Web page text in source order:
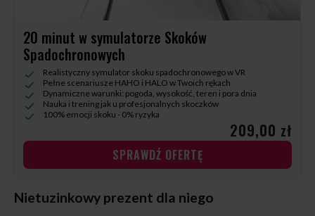
20 minut w symulatorze Skoków
Spadochronowych
Realistyczny symulator skoku spadochronowego w VR
Pełne scenariusze HAHO i HALO w Twoich rękach
Dynamiczne warunki: pogoda, wysokość, teren i pora dnia
Nauka i trening jak u profesjonalnych skoczków
100% emocji skoku - 0% ryzyka
209,00 zł
SPRAWDŹ OFERTĘ
Nietuzinkowy prezent dla niego